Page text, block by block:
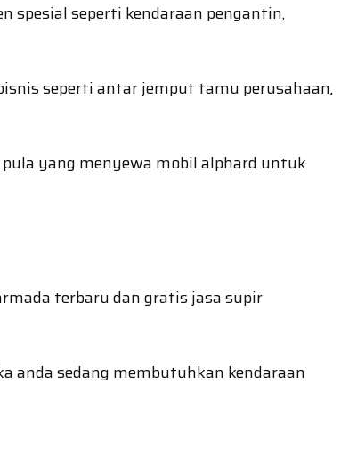
spesial seperti kendaraan pengantin,
seperti antar jemput tamu perusahaan,
yang menyewa mobil alphard untuk
terbaru dan gratis jasa supir
anda sedang membutuhkan kendaraan